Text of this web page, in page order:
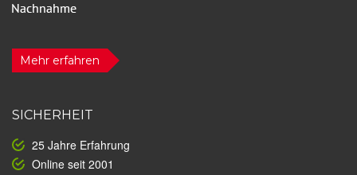
Mehr erfahren
SICHERHEIT
25 Jahre Erfahrung
Online seit 2001